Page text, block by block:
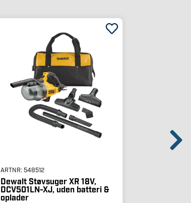
ARTNR: 548512
Dewalt Støvsuger XR 18V,
DCV501LN-XJ, uden batteri &
oplader